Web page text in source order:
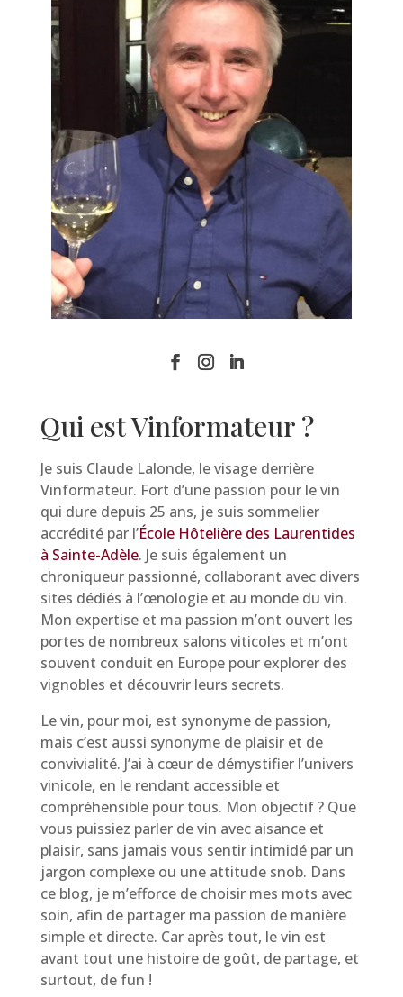
Qui est Vinformateur ?
Je suis Claude Lalonde, le visage derrière
Vinformateur. Fort d’une passion pour le vin
qui dure depuis 25 ans, je suis sommelier
accrédité par l’École Hôtelière des Laurentides
à Sainte-Adèle. Je suis également un
chroniqueur passionné, collaborant avec divers
sites dédiés à l’œnologie et au monde du vin.
Mon expertise et ma passion m’ont ouvert les
portes de nombreux salons viticoles et m’ont
souvent conduit en Europe pour explorer des
vignobles et découvrir leurs secrets.
Le vin, pour moi, est synonyme de passion,
mais c’est aussi synonyme de plaisir et de
convivialité. J’ai à cœur de démystifier l’univers
vinicole, en le rendant accessible et
compréhensible pour tous. Mon objectif ? Que
vous puissiez parler de vin avec aisance et
plaisir, sans jamais vous sentir intimidé par un
jargon complexe ou une attitude snob. Dans
ce blog, je m’efforce de choisir mes mots avec
soin, afin de partager ma passion de manière
simple et directe. Car après tout, le vin est
avant tout une histoire de goût, de partage, et
surtout, de fun !